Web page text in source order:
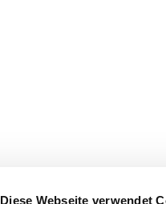
Diese Webseite verwendet